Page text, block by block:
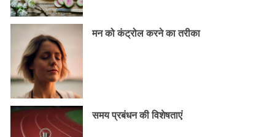
मन को कंट्रोल करने का तरीका
समय प्रबंधन की विशेषताएं